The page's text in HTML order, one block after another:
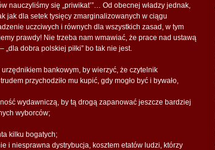
nauczyliśmy się „priwikat’”… Od obecnej władzy jednak,
jak dla setek tysięcy zmarginalizowanych w ciągu
uczciwych i równych dla wszystkich zasad, w tym
prawdy! Nie trzeba nam wmawiać, że prace nad ustawą
dobra polskiej piłki” bo tak nie jest.
bankowym, by wierzyć, że czytelnik
przychodziło mu kupić, gdy mogło być i bywało,
wydawniczą, by tą drogą zapanować jeszcze bardziej
wyborców;
kilku bogatych;
i niesprawna dystrybucja, kosztem etatów ludzi, którzy